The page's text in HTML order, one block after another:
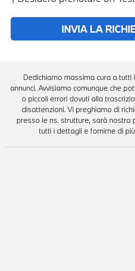
Dedichiamo massima cura a
annunci. Avvisiamo comunque che
o piccoli errori dovuti alla
disattenzioni. Vi preghiamo di
presso le ns. strutture, sarà nostra
tutti i dettagli e fornirne di